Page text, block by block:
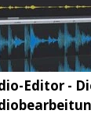
Editor -